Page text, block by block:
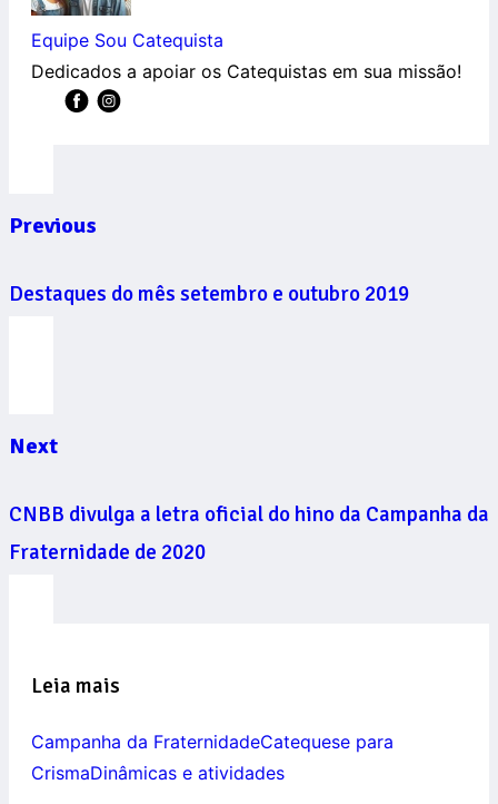
Equipe Sou Catequista
Dedicados a apoiar os Catequistas em sua missão!
Previous
Destaques do mês setembro e outubro 2019
Next
CNBB divulga a letra oficial do hino da Campanha da
Fraternidade de 2020
Leia mais
Campanha da FraternidadeCatequese para
CrismaDinâmicas e atividades